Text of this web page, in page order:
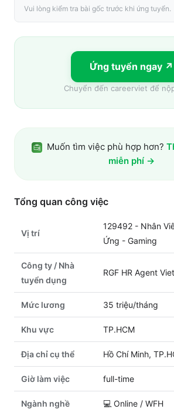
Vui lòng kiểm tra bài gốc trước khi ứng tuyển.
Ứng tuyển ngay ↗
Chuyển đến careerviet để
Muốn tìm việc phù hợp hơn?
miễn phí →
Tổng quan công việc
Vị trí
129492 - Nhân
Ứng - Gaming
Công ty / Nhà
tuyển dụng
RGF HR Agent
Mức lương 35 triệu/tháng
Khu vực TP.HCM
Địa chỉ cụ thể Hồ Chí Minh,
Giờ làm việc full-time
Ngành nghề 💻 Online / WFH